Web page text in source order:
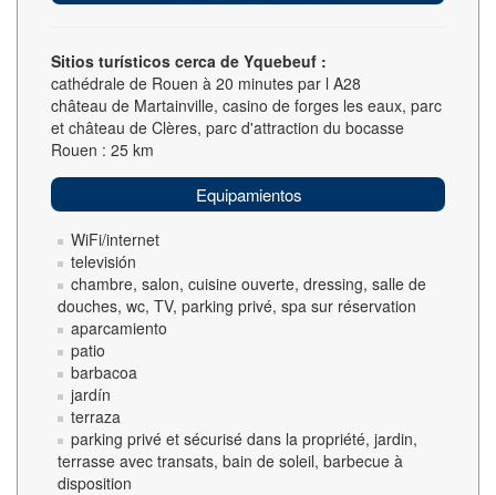
Sitios turísticos cerca de Yquebeuf :
cathédrale de Rouen à 20 minutes par l A28
château de Martainville, casino de forges les eaux, parc
et château de Clères, parc d'attraction du bocasse
Rouen : 25 km
Equipamientos
WiFi/internet
televisión
chambre, salon, cuisine ouverte, dressing, salle de
douches, wc, TV, parking privé, spa sur réservation
aparcamiento
patio
barbacoa
jardín
terraza
parking privé et sécurisé dans la propriété, jardin,
terrasse avec transats, bain de soleil, barbecue à
disposition